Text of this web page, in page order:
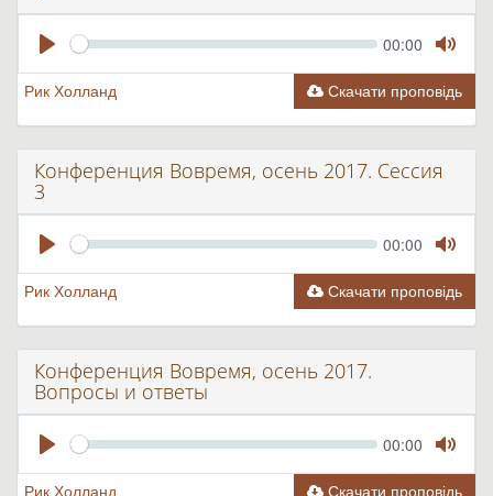
Seek Current
00:00
Mute
Рик Холланд Скачати проповідь
Конференция Вовремя, осень 2017. Сессия
3
Seek Current
00:00
Mute
Рик Холланд Скачати проповідь
Конференция Вовремя, осень 2017.
Вопросы и ответы
Seek Current
00:00
Mute
Рик Холланд Скачати проповідь